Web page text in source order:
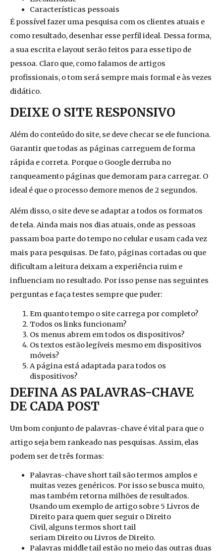
Características pessoais
É possível fazer uma pesquisa com os clientes atuais e
como resultado, desenhar esse perfil ideal. Dessa forma,
a sua escrita e layout serão feitos para esse tipo de
pessoa. Claro que, como falamos de artigos
profissionais, o tom será sempre mais formal e às vezes
didático.
DEIXE O SITE RESPONSIVO
Além do conteúdo do site, se deve checar se ele funciona.
Garantir que todas as páginas carreguem de forma
rápida e correta. Porque o Google derruba no
ranqueamento páginas que demoram para carregar. O
ideal é que o processo demore menos de 2 segundos.
Além disso, o site deve se adaptar a todos os formatos
de tela. Ainda mais nos dias atuais, onde as pessoas
passam boa parte do tempo no celular e usam cada vez
mais para pesquisas. De fato, páginas cortadas ou que
dificultam a leitura deixam a experiência ruim e
influenciam no resultado. Por isso pense nas seguintes
perguntas e faça testes sempre que puder:
Em quanto tempo o site carrega por completo?
Todos os links funcionam?
Os menus abrem em todos os dispositivos?
Os textos estãolegíveis mesmo em dispositivos
móveis?
A página está adaptada para todos os
dispositivos?
DEFINA AS PALAVRAS-CHAVE
DE CADA POST
Um bom conjunto de palavras-chave é vital para que o
artigo seja bem rankeado nas pesquisas. Assim, elas
podem ser de três formas:
Palavras-chave short tail são termos amplos e
muitas vezes genéricos. Por isso se busca muito,
mas também retorna milhões de resultados.
Usando um exemplo de artigo sobre 5 Livros de
Direito para quem quer seguir o Direito
Civil, alguns termos short tail
seriamDireito ouLivros de Direito.
Palavras middle tail estão no meio das outras duas